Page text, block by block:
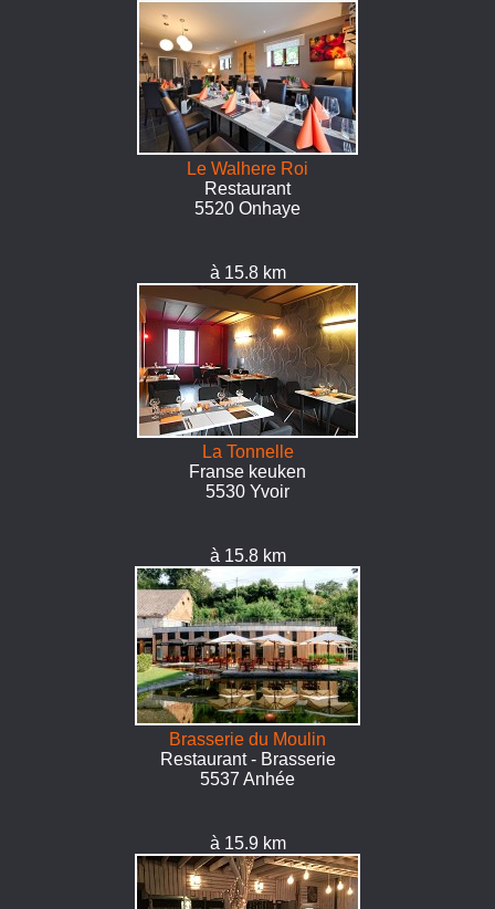
Le Walhere Roi
Restaurant
5520 Onhaye
à 15.8 km
La Tonnelle
Franse keuken
5530 Yvoir
à 15.8 km
Brasserie du Moulin
Restaurant - Brasserie
5537 Anhée
à 15.9 km